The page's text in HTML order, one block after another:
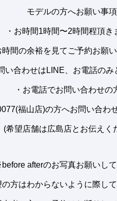
モデルの方へお願い事項
・お時間1時間〜2時間程頂き
時間の余裕を見てご予約お願い
い合わせはLINE、お電話のみ
・お電話でお問い合わせの
福山店)の方へお問い合わ
(希望店舗は広島店とお伝えく
afterのお写真お願いし
の方はわからないように際し